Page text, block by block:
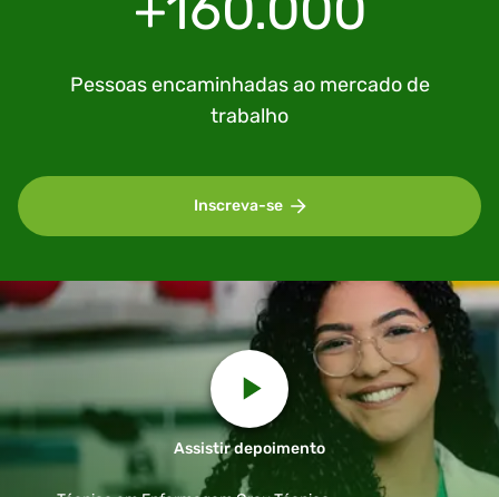
Pessoas encaminhadas ao mercado de
trabalho
Inscreva-se
Assistir depoimento